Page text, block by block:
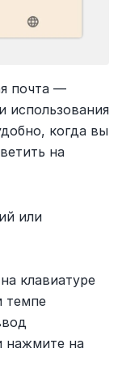
почта —
использования
когда вы
на
или
клавиатуре
темпе
нажмите на